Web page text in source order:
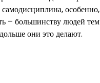
особенно,
– большинству людей тем
они это делают.